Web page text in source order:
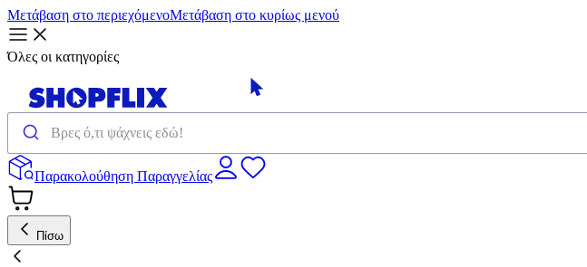
Μετάβαση στο περιεχόμενοΜετάβαση στο κυρίως μενού
Όλες οι κατηγορίες
Παρακολούθηση Παραγγελίας
Πίσω